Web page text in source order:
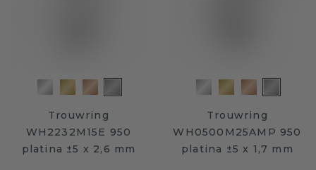
Trouwring
WH2232M15E 950
platina ±5 x 2,6 mm
Trouwring
WH0500M25AMP 950
platina ±5 x 1,7 mm